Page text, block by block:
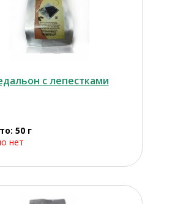
с лепестками
50 г
нет